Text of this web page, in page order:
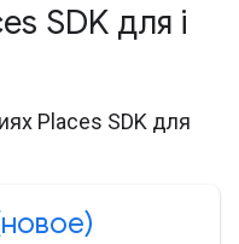
SDK для i
Places SDK для